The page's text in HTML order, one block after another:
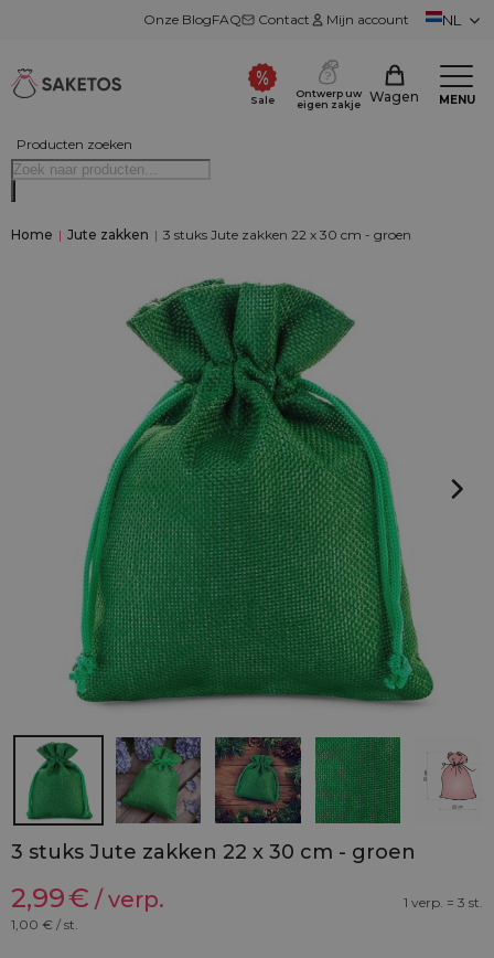
Onze BlogFAQ Contact Mijn account NL
Producten zoeken
Sale
Ontwerp uw
eigen zakje
Wagen MENU
Home | Jute zakken | 3 stuks Jute zakken 22 x 30 cm - groen
3 stuks Jute zakken 22 x 30 cm - groen
2,99€ / verp.
1 verp. = 3 st.
1,00 € / st.